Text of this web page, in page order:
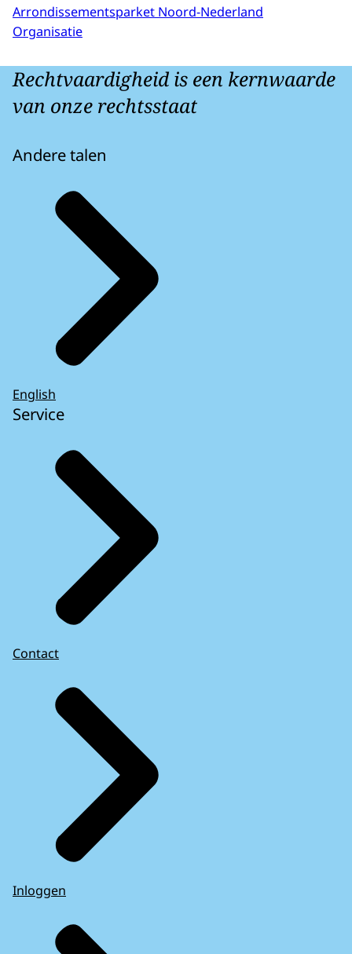
Arrondissementsparket Noord-Nederland
Organisatie
Rechtvaardigheid is een kernwaarde
van onze rechtsstaat
Andere talen
English
Service
Contact
Inloggen